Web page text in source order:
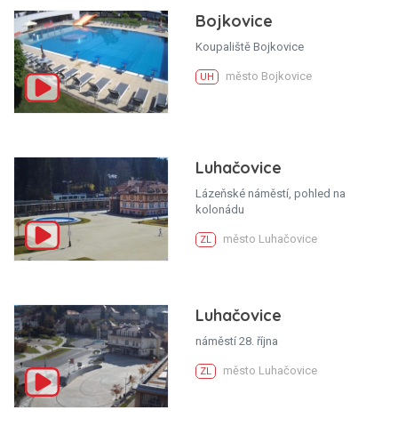
Bojkovice
Koupaliště Bojkovice
UH město Bojkovice
Luhačovice
Lázeňské náměstí, pohled na
kolonádu
ZL město Luhačovice
Luhačovice
náměstí 28. října
ZL město Luhačovice